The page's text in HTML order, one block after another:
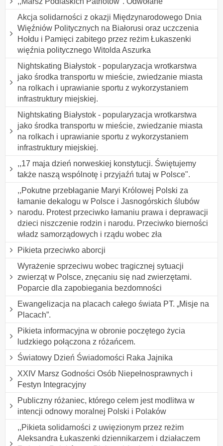
Akcja solidarności z okazji Międzynarodowego Dnia
Więźniów Politycznych na Białorusi oraz uczczenia
Hołdu i Pamięci zabitego przez reżim Łukaszenki
więźnia politycznego Witolda Aszurka
Nightskating Białystok - popularyzacja wrotkarstwa
jako środka transportu w mieście, zwiedzanie miasta
na rolkach i uprawianie sportu z wykorzystaniem
infrastruktury miejskiej.
Nightskating Białystok - popularyzacja wrotkarstwa
jako środka transportu w mieście, zwiedzanie miasta
na rolkach i uprawianie sportu z wykorzystaniem
infrastruktury miejskiej.
,,17 maja dzień norweskiej konstytucji. Świętujemy
także naszą wspólnotę i przyjaźń tutaj w Polsce".
,,Pokutne przebłaganie Maryi Królowej Polski za
łamanie dekalogu w Polsce i Jasnogórskich ślubów
narodu. Protest przeciwko łamaniu prawa i deprawacji
dzieci niszczenie rodzin i narodu. Przeciwko bierności
władz samorządowych i rządu wobec zła
Pikieta przeciwko aborcji
Wyrażenie sprzeciwu wobec tragicznej sytuacji
zwierząt w Polsce, znęcaniu się nad zwierzętami.
Poparcie dla zapobiegania bezdomności
Ewangelizacja na placach całego świata PT. „Misje na
Placach”.
Pikieta informacyjna w obronie poczętego życia
ludzkiego połączona z różańcem.
Światowy Dzień Świadomości Raka Jajnika
XXIV Marsz Godności Osób Niepełnosprawnych i
Festyn Integracyjny
Publiczny różaniec, którego celem jest modlitwa w
intencji odnowy moralnej Polski i Polaków
,,Pikieta solidarności z uwięzionym przez reżim
Aleksandra Łukaszenki dziennikarzem i działaczem